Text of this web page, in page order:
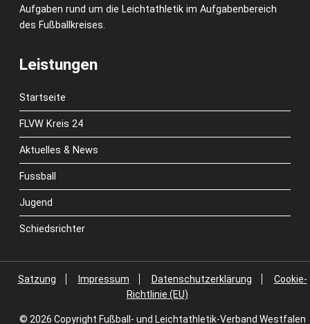
Aufgaben rund um die Leichtathletik im Aufgabenbereich
des Fußballkreises.
Leistungen
Startseite
FLVW Kreis 24
Aktuelles & News
Fussball
Jugend
Schiedsrichter
Satzung Impressum Datenschutzerklärung
Cookie-
Richtlinie (EU)
© 2026 Copyright Fußball- und Leichtathletik-Verband Westfalen